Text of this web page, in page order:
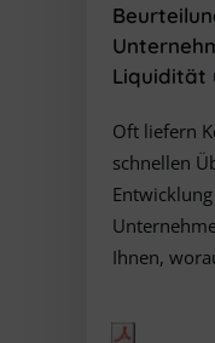
Liquidität
Oft liefern
schnellen
Ihnen,